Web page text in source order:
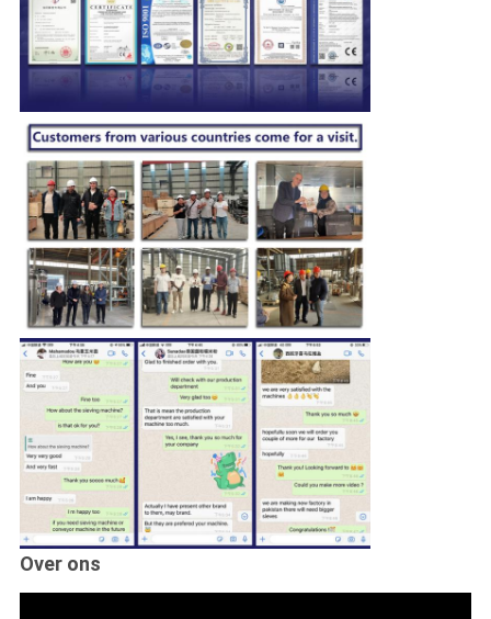
Over ons